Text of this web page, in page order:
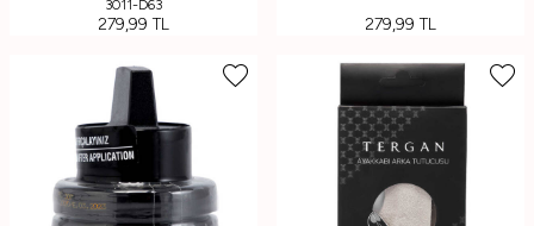
3011-D63
279,99 TL 279,99 TL